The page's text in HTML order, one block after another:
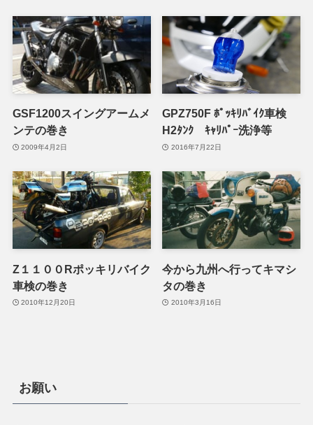
GSF1200スイングアームメ
ンテの巻き
2009年4月2日
GPZ750F ﾎﾟｯｷﾘﾊﾞｲｸ車検
H2ﾀﾝｸ ｷｬﾘﾊﾟｰ洗浄等
2016年7月22日
Z１１００Rポッキリバイク
車検の巻き
2010年12月20日
今から九州へ行ってキマシ
タの巻き
2010年3月16日
お願い